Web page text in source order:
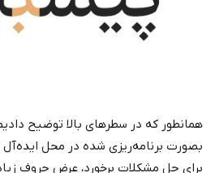
همانطور که در سطرهای بالا توضیح
بصورت برنامه‌ریزی شده در محل ایده‌آل
برای حل مشکلات برخورد، عرض حروف